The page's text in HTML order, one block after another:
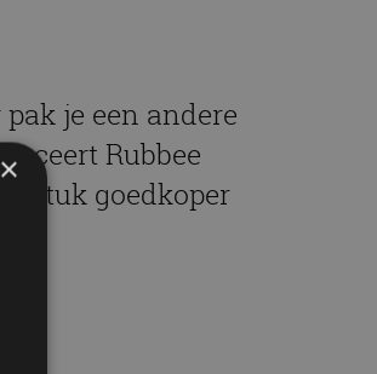
je een andere
Rubbee
stuk goedkoper
×